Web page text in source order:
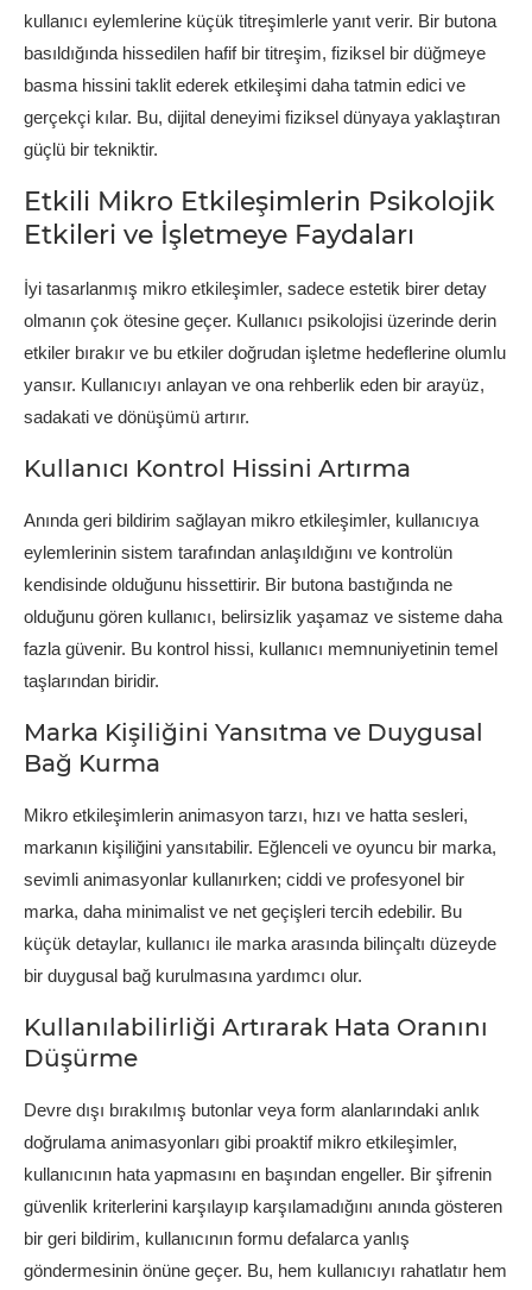
kullanıcı eylemlerine küçük titreşimlerle yanıt verir. Bir butona
basıldığında hissedilen hafif bir titreşim, fiziksel bir düğmeye
basma hissini taklit ederek etkileşimi daha tatmin edici ve
gerçekçi kılar. Bu, dijital deneyimi fiziksel dünyaya yaklaştıran
güçlü bir tekniktir.
Etkili Mikro Etkileşimlerin Psikolojik
Etkileri ve İşletmeye Faydaları
İyi tasarlanmış mikro etkileşimler, sadece estetik birer detay
olmanın çok ötesine geçer. Kullanıcı psikolojisi üzerinde derin
etkiler bırakır ve bu etkiler doğrudan işletme hedeflerine olumlu
yansır. Kullanıcıyı anlayan ve ona rehberlik eden bir arayüz,
sadakati ve dönüşümü artırır.
Kullanıcı Kontrol Hissini Artırma
Anında geri bildirim sağlayan mikro etkileşimler, kullanıcıya
eylemlerinin sistem tarafından anlaşıldığını ve kontrolün
kendisinde olduğunu hissettirir. Bir butona bastığında ne
olduğunu gören kullanıcı, belirsizlik yaşamaz ve sisteme daha
fazla güvenir. Bu kontrol hissi, kullanıcı memnuniyetinin temel
taşlarından biridir.
Marka Kişiliğini Yansıtma ve Duygusal
Bağ Kurma
Mikro etkileşimlerin animasyon tarzı, hızı ve hatta sesleri,
markanın kişiliğini yansıtabilir. Eğlenceli ve oyuncu bir marka,
sevimli animasyonlar kullanırken; ciddi ve profesyonel bir
marka, daha minimalist ve net geçişleri tercih edebilir. Bu
küçük detaylar, kullanıcı ile marka arasında bilinçaltı düzeyde
bir duygusal bağ kurulmasına yardımcı olur.
Kullanılabilirliği Artırarak Hata Oranını
Düşürme
Devre dışı bırakılmış butonlar veya form alanlarındaki anlık
doğrulama animasyonları gibi proaktif mikro etkileşimler,
kullanıcının hata yapmasını en başından engeller. Bir şifrenin
güvenlik kriterlerini karşılayıp karşılamadığını anında gösteren
bir geri bildirim, kullanıcının formu defalarca yanlış
göndermesinin önüne geçer. Bu, hem kullanıcıyı rahatlatır hem